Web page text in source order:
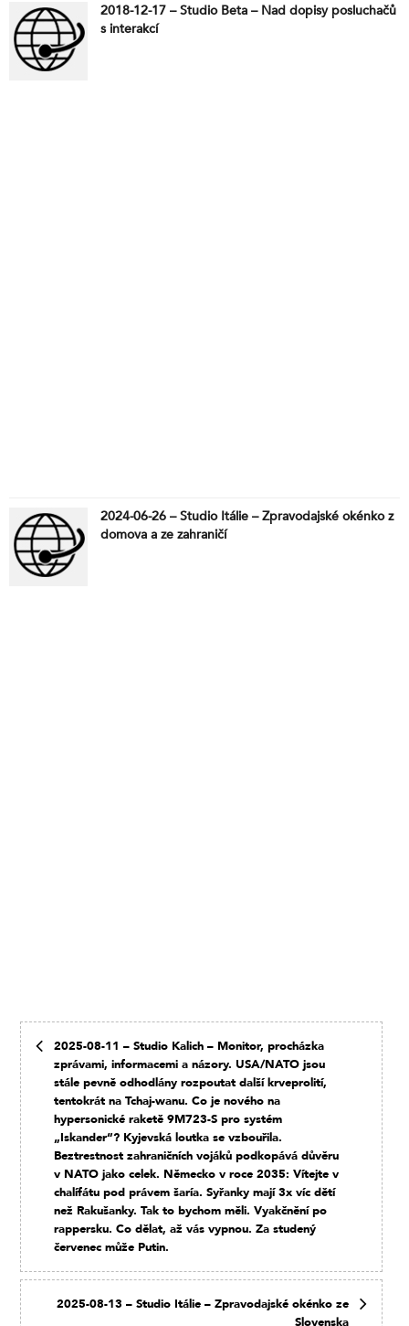
2018-12-17 – Studio Beta – Nad dopisy posluchačů
s interakcí
2024-06-26 – Studio Itálie – Zpravodajské okénko z
domova a ze zahraničí
2025-08-11 – Studio Kalich – Monitor, procházka
zprávami, informacemi a názory. USA/NATO jsou
stále pevně odhodlány rozpoutat další krveprolití,
tentokrát na Tchaj-wanu. Co je nového na
hypersonické raketě 9M723-S pro systém
„Iskander“? Kyjevská loutka se vzbouřila.
Beztrestnost zahraničních vojáků podkopává důvěru
v NATO jako celek. Německo v roce 2035: Vítejte v
chalífátu pod právem šaría. Syřanky mají 3x víc dětí
než Rakušanky. Tak to bychom měli. Vyakčnění po
rappersku. Co dělat, až vás vypnou. Za studený
červenec může Putin.
2025-08-13 – Studio Itálie – Zpravodajské okénko ze
Slovenska